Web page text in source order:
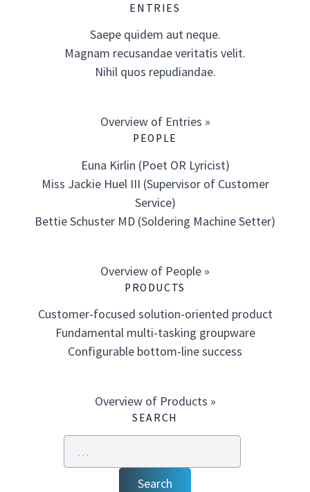
ENTRIES
Saepe quidem aut neque.
Magnam recusandae veritatis velit.
Nihil quos repudiandae.
Overview of Entries »
PEOPLE
Euna Kirlin (Poet OR Lyricist)
Miss Jackie Huel III (Supervisor of Customer
Service)
Bettie Schuster MD (Soldering Machine Setter)
Overview of People »
PRODUCTS
Customer-focused solution-oriented product
Fundamental multi-tasking groupware
Configurable bottom-line success
Overview of Products »
SEARCH
Search